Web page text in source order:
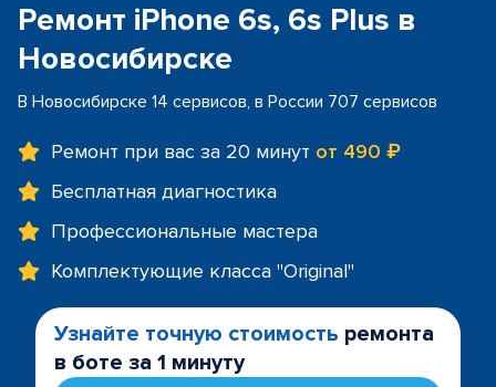
Ремонт iPhone 6s, 6s Plus в
Новосибирске
В Новосибирске 14 сервисов, в России 707 сервисов
Ремонт при вас за 20 минут от 490 ₽
Бесплатная диагностика
Профессиональные мастера
Комплектующие класса "Original"
Узнайте точную стоимость ремонта
в боте за 1 минуту